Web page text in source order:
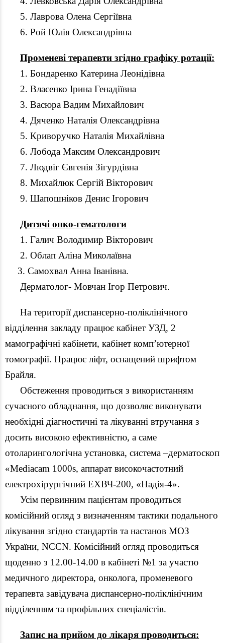
5. Лаврова Олена Сергіївна
6. Рой Юлія Олександрівна
Променеві терапевти згідно графіку ротації:
1. Бондаренко Катерина Леонідівна
2. Власенко Ірина Генадіївна
3. Васюра Вадим Михайлович
4. Дяченко Наталія Олександрівна
5. Криворучко Наталія Михайлівна
6. Лобода Максим Олександрович
7. Людвіг Євгенія Зігурдівна
8. Михайлюк Сергій Вікторович
9. Шапошніков Денис Ігорович
Дитячі онко-гематологи
1. Галич Володимир Вікторович
2. Облап Аліна Миколаївна
3. Самохвал Анна Іванівна.
Дерматолог- Мовчан Ігор Петрович.
На території диспансерно-поліклінічного
відділення закладу працює кабінет УЗД, 2
мамографічні кабінети, кабінет комп’ютерної
томографії. Працює ліфт, оснащений шрифтом
Брайля.
Обстеження проводиться з використанням
сучасного обладнання, що дозволяє виконувати
необхідні діагностичні та лікуванні втручання з
досить високою ефективністю, а саме
отоларингологічна установка, система –дерматоскоп
«Mediacam 1000s, аппарат високочастотний
електрохірургічний ЕХВЧ-200, «Надія-4».
Усім первинним пацієнтам проводиться
комісійний огляд з визначенням тактики подального
лікування згідно стандартів та настанов МОЗ
України, NCCN. Комісійний огляд проводиться
щоденно з 12.00-14.00 в кабінеті №1 за участю
медичного директора, онколога, променевого
терапевта завідувача диспансерно-поліклінічним
відділенням та профільних спеціалістів.
Запис на прийом до лікаря проводиться: